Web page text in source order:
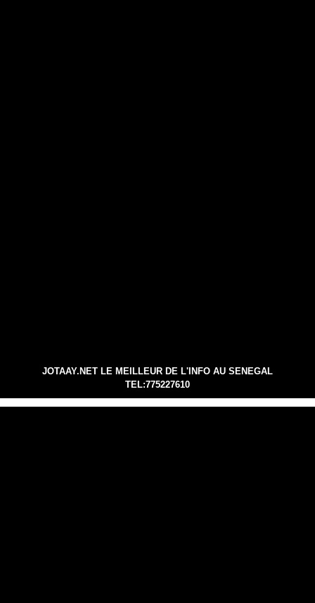
JOTAAY.NET LE MEILLEUR DE L'INFO AU SENEGAL
TEL:775227610